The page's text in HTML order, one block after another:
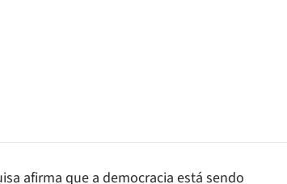
afirma que a democracia está sendo